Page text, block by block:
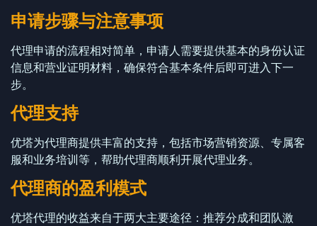
申请步骤与注意事项
代理申请的流程相对简单，申请人需要提供基本的身份认证
信息和营业证明材料，确保符合基本条件后即可进入下一
步。
代理支持
优塔为代理商提供丰富的支持，包括市场营销资源、专属客
服和业务培训等，帮助代理商顺利开展代理业务。
代理商的盈利模式
优塔代理的收益来自于两大主要途径：推荐分成和团队激